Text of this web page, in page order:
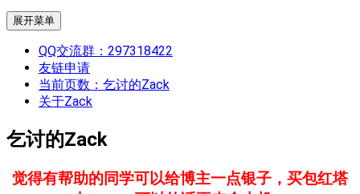
展开菜单
QQ交流群：297318422
友链申请
当前页数： 乞讨的Zack
关于Zack
乞讨的Zack
觉得有帮助的同学可以给博主一点银子，买包红塔